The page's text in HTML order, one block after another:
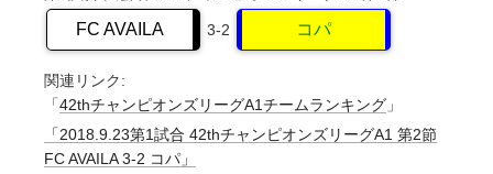
FC AVAILA 3-2 コパ
関連リンク:
「 42thチャンピオンズリーグA1チームランキング 」
「2018.9.23第1試合 42thチャンピオンズリーグA1 第2節
FC AVAILA 3-2 コパ」